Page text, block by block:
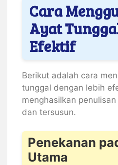
Cara
Ayat
Efektif
Berikut adalah cara
tunggal dengan lebih
menghasilkan
dan tersusun.
Penekanan
Utama